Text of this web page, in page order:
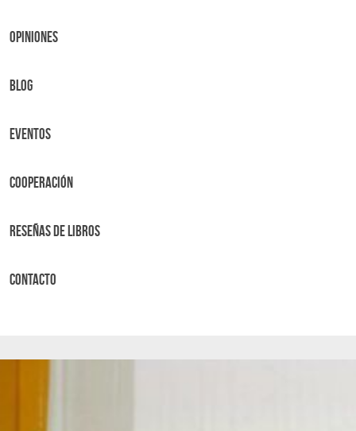
OPINIONES
BLOG
Eventos
Cooperación
Reseñas de libros
Contacto